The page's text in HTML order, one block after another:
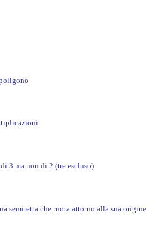
3 ma non di 2 (tre escluso)
semiretta che ruota attorno alla sua origine